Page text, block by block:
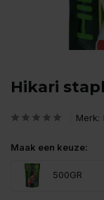
Hikari
Merk:
Maak een keuze:
500GR